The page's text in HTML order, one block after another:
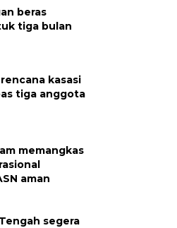
beras
tiga bulan
kasasi
tiga anggota
memangkas
aman
segera